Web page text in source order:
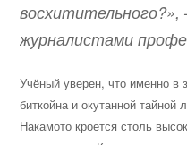
журналистами
Учёный уверен, что именно в
биткойна и окутанной тайной
Накамото кроется столь